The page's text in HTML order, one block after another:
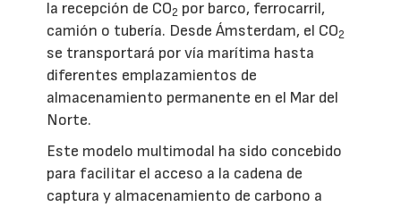
la recepción de CO2 por barco, ferrocarril,
camión o tubería. Desde Ámsterdam, el CO2
se transportará por vía marítima hasta
diferentes emplazamientos de
almacenamiento permanente en el Mar del
Norte.
Este modelo multimodal ha sido concebido
para facilitar el acceso a la cadena de
captura y almacenamiento de carbono a